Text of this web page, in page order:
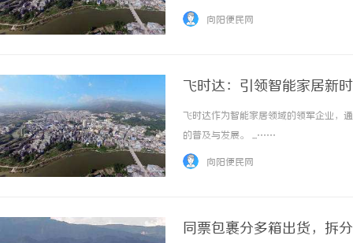
向阳便民网
飞时达：引领智能家居新
飞时达作为智能家居领域的领军企业，
的普及与发展。 ...……
向阳便民网
同票包裹分多箱出货，拆
汉配眼镜 上海配眼镜
宁